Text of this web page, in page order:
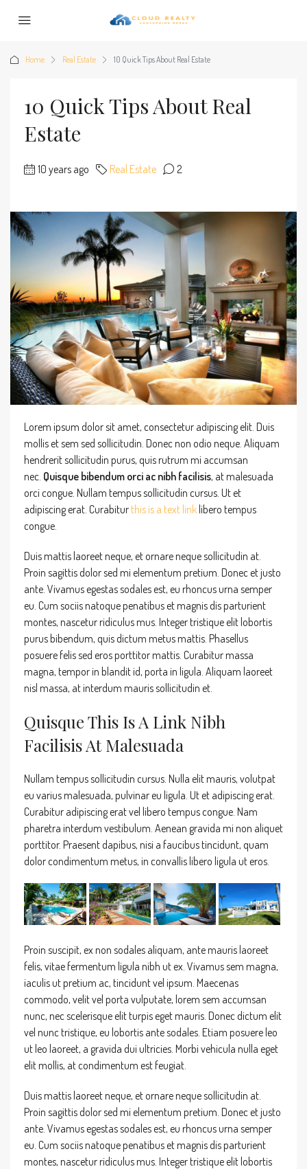
Home Real Estate 10 Quick Tips About Real Estate
10 Quick Tips About Real
Estate
10 years ago Real Estate 2
Lorem ipsum dolor sit amet, consectetur adipiscing elit. Duis
mollis et sem sed sollicitudin. Donec non odio neque. Aliquam
hendrerit sollicitudin purus, quis rutrum mi accumsan
nec. Quisque bibendum orci ac nibh facilisis, at malesuada
orci congue. Nullam tempus sollicitudin cursus. Ut et
adipiscing erat. Curabitur this is a text linklibero tempus
congue.
Duis mattis laoreet neque, et ornare neque sollicitudin at.
Proin sagittis dolor sed mi elementum pretium. Donec et justo
ante. Vivamus egestas sodales est, eu rhoncus urna semper
eu. Cum sociis natoque penatibus et magnis dis parturient
montes, nascetur ridiculus mus. Integer tristique elit lobortis
purus bibendum, quis dictum metus mattis. Phasellus
posuere felis sed eros porttitor mattis. Curabitur massa
magna, tempor in blandit id, porta in ligula. Aliquam laoreet
nisl massa, at interdum mauris sollicitudin et.
Quisque This Is A Link Nibh
Facilisis At Malesuada
Nullam tempus sollicitudin cursus. Nulla elit mauris, volutpat
eu varius malesuada, pulvinar eu ligula. Ut et adipiscing erat.
Curabitur adipiscing erat vel libero tempus congue. Nam
pharetra interdum vestibulum. Aenean gravida mi non aliquet
porttitor. Praesent dapibus, nisi a faucibus tincidunt, quam
dolor condimentum metus, in convallis libero ligula ut eros.
Proin suscipit, ex non sodales aliquam, ante mauris laoreet
felis, vitae fermentum ligula nibh ut ex. Vivamus sem magna,
iaculis ut pretium ac, tincidunt vel ipsum. Maecenas
commodo, velit vel porta vulputate, lorem sem accumsan
nunc, nec scelerisque elit turpis eget mauris. Donec dictum elit
vel nunc tristique, eu lobortis ante sodales. Etiam posuere leo
ut leo laoreet, a gravida dui ultricies. Morbi vehicula nulla eget
elit mollis, at condimentum est feugiat.
Duis mattis laoreet neque, et ornare neque sollicitudin at.
Proin sagittis dolor sed mi elementum pretium. Donec et justo
ante. Vivamus egestas sodales est, eu rhoncus urna semper
eu. Cum sociis natoque penatibus et magnis dis parturient
montes, nascetur ridiculus mus. Integer tristique elit lobortis